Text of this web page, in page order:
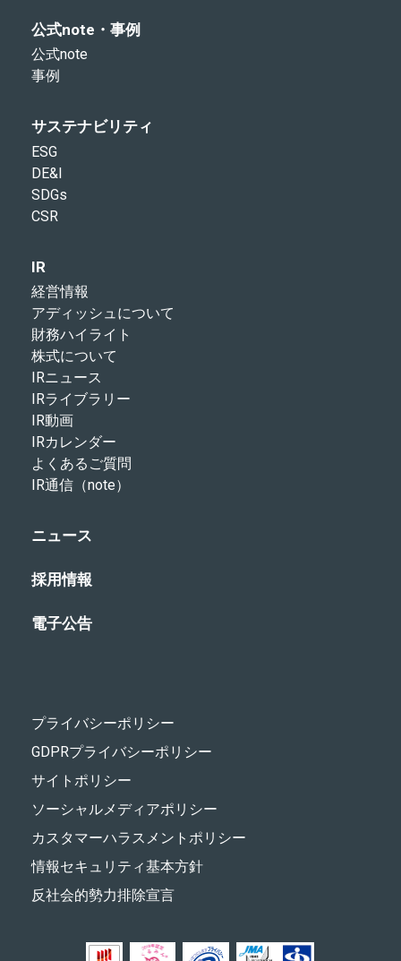
公式note・事例
公式note
事例
サステナビリティ
ESG
DE&I
SDGs
CSR
IR
経営情報
アディッシュについて
財務ハイライト
株式について
IRニュース
IRライブラリー
IR動画
IRカレンダー
よくあるご質問
IR通信（note）
ニュース
採用情報
電子公告
プライバシーポリシー
GDPRプライバシーポリシー
サイトポリシー
ソーシャルメディアポリシー
カスタマーハラスメントポリシー
情報セキュリティ基本方針
反社会的勢力排除宣言